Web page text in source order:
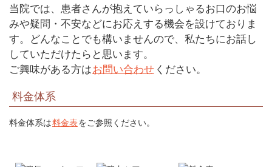
当院では、患者さんが抱えていらっしゃるお口のお悩
みや疑問・不安などにお応えする機会を設けておりま
す。どんなことでも構いませんので、私たちにお話し
していただけたらと思います。
ご興味がある方はお問い合わせ ください。
料金体系
料金体系は料金表をご参照ください。